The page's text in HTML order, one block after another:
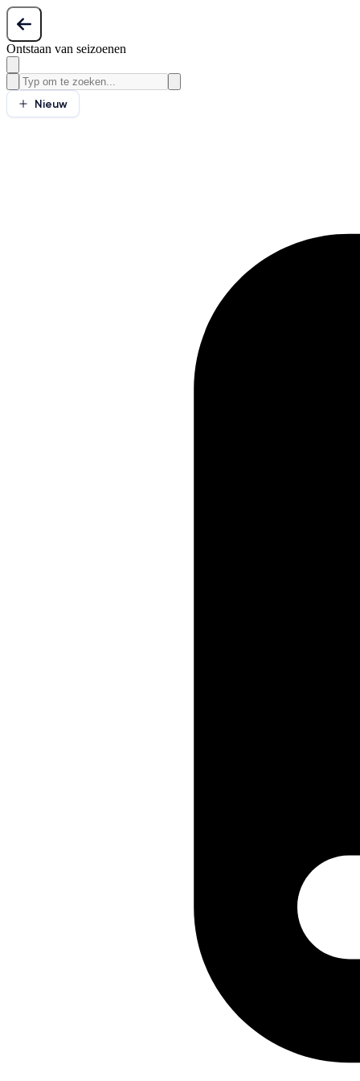
Ontstaan van seizoenen
Nieuw